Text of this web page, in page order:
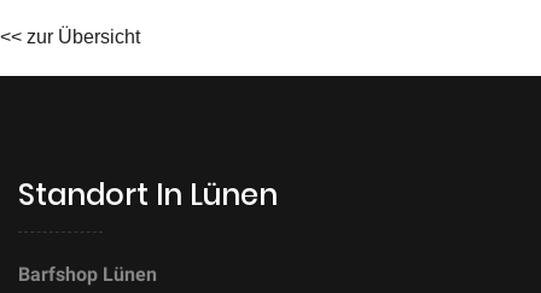
<< zur Übersicht
Standort In Lünen
Barfshop Lünen